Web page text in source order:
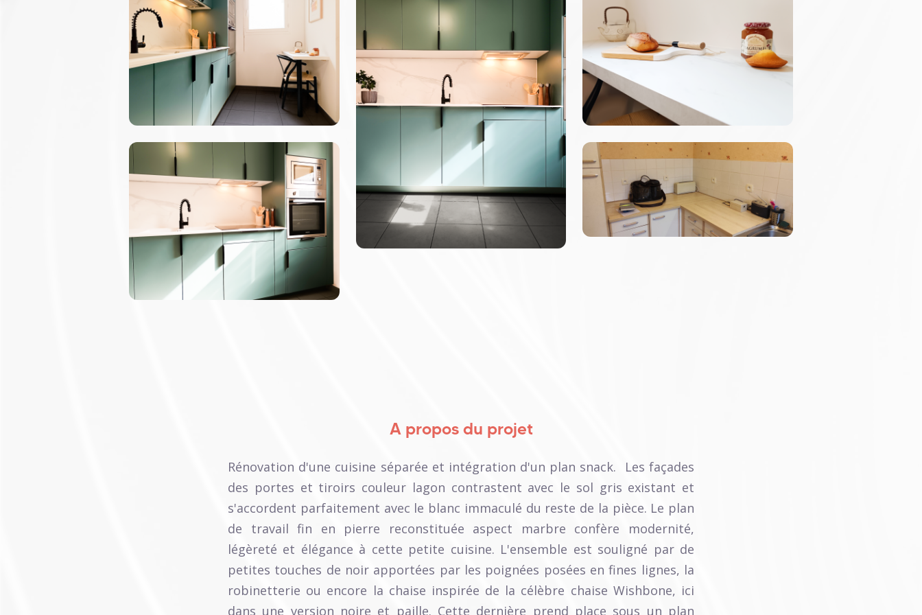
A propos du projet
Rénovation d'une cuisine séparée et intégration d'un plan snack. Les façades
des portes et tiroirs couleur lagon contrastent avec le sol gris existant et
s'accordent parfaitement avec le blanc immaculé du reste de la pièce. Le plan
de travail fin en pierre reconstituée aspect marbre confère modernité,
légèreté et élégance à cette petite cuisine. L'ensemble est souligné par de
petites touches de noir apportées par les poignées posées en fines lignes, la
robinetterie ou encore la chaise inspirée de la célèbre chaise Wishbone, ici
dans une version noire et paille. Cette dernière prend place sous un plan